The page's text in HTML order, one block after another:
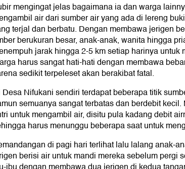
mengingat jelas bagaimana ia dan warga
air dari sumber air yang ada di lereng
terjal dan berbatu. Dengan membawa jerigen
berukuran besar, anak-anak, wanita hingga
jarak hingga 2-5 km setiap harinya untuk
harus sangat hati-hati dengan membawa
sedikit terpeleset akan berakibat fatal.
Desa Nifukani sendiri terdapat beberapa titik
semuanya sangat terbatas dan berdebit
untuk mengambil air, disitu pula kadang debit
harus menunggu beberapa saat untuk
di pagi hari terlihat lalu lalang anak-
berisi air untuk mandi mereka sebelum pergi